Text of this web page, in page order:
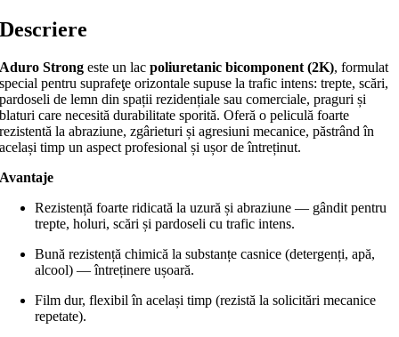
Descriere
Aduro Strong este un lacpoliuretanic bicomponent (2K), formulat
special pentru suprafeţe orizontale supuse la trafic intens: trepte, scări,
pardoseli de lemn din spații rezidențiale sau comerciale, praguri și
blaturi care necesită durabilitate sporită. Oferă o peliculă foarte
rezistentă la abraziune, zgârieturi și agresiuni mecanice, păstrând în
același timp un aspect profesional și ușor de întreținut.
Avantaje
Rezistență foarte ridicată la uzură și abraziune — gândit pentru
trepte, holuri, scări și pardoseli cu trafic intens.
Bună rezistență chimică la substanțe casnice (detergenți, apă,
alcool) — întreținere ușoară.
Film dur, flexibil în același timp (rezistă la solicitări mecanice
repetate).